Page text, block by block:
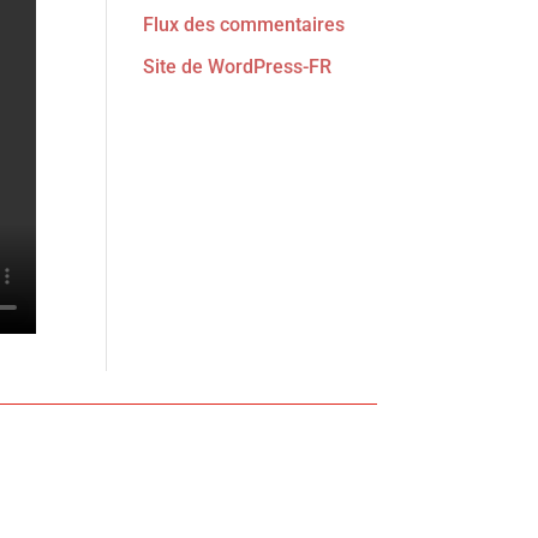
Flux des commentaires
Site de WordPress-FR